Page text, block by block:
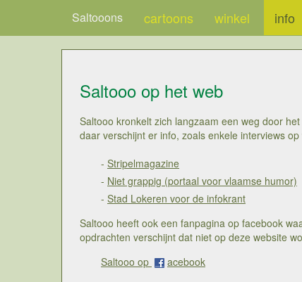
Saltooons cartoons winkel info
Saltooo op het web
Saltooo kronkelt zich langzaam een weg door
daar verschijnt er info, zoals enkele interviews
- Stripelmagazine
- Niet grappig (portaal voor vlaamse humor)
- Stad Lokeren voor de infokrant
Saltooo heeft ook een fanpagina op facebook
opdrachten verschijnt dat niet op deze website
Saltooo op
acebook